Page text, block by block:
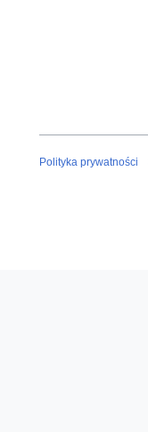
Polityka prywatności